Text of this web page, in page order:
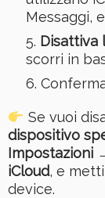
Messaggi,
Disattiva
scorri in
Se vuoi
dispositivo
Impostazioni
iCloud, e
device.